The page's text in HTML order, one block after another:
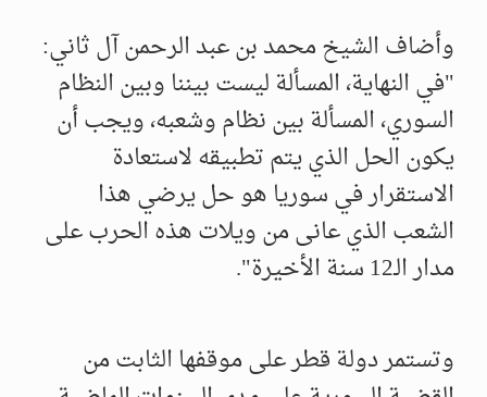
وأضاف الشيخ محمد بن عبد الرحمن آل ثاني:
"في النهاية، المسألة ليست بيننا وبين النظام
السوري، المسألة بين نظام وشعبه، ويجب أن
يكون الحل الذي يتم تطبيقه لاستعادة
الاستقرار في سوريا هو حل يرضي هذا
الشعب الذي عانى من ويلات هذه الحرب على
مدار الـ12 سنة الأخيرة".
وتستمر دولة قطر على موقفها الثابت من